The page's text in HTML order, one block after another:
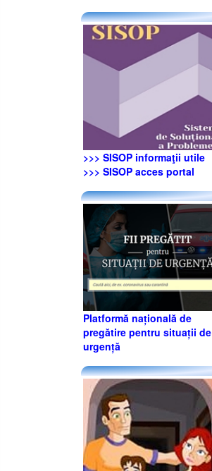
>>> SISOP informaţii utile
>>> SISOP acces portal
Platformă națională de
pregătire pentru situații de
urgență